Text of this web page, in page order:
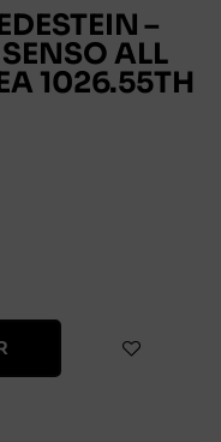
–
ALL
1026.55TH